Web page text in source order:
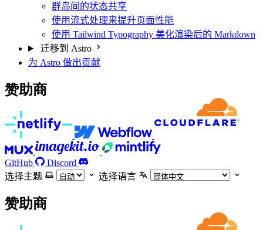
群岛间的状态共享
使用流式处理来提升页面性能
使用 Tailwind Typography 美化渲染后的 Markdown
迁移到 Astro
为 Astro 做出贡献
赞助商
GitHub
Discord
选择主题
选择语言
赞助商